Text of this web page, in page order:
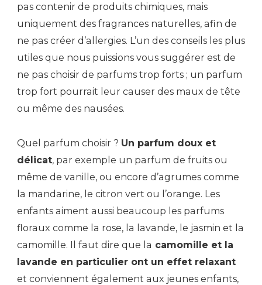
pas contenir de produits chimiques, mais
uniquement des fragrances naturelles, afin de
ne pas créer d’allergies. L’un des conseils les plus
utiles que nous puissions vous suggérer est de
ne pas choisir de parfums trop forts ; un parfum
trop fort pourrait leur causer des maux de tête
ou même des nausées.
Quel parfum choisir ? Un parfum doux et
délicat, par exemple un parfum de fruits ou
même de vanille, ou encore d’agrumes comme
la mandarine, le citron vert ou l’orange. Les
enfants aiment aussi beaucoup les parfums
floraux comme la rose, la lavande, le jasmin et la
camomille. Il faut dire que la camomille et la
lavande en particulier ont un effet relaxant
et conviennent également aux jeunes enfants,